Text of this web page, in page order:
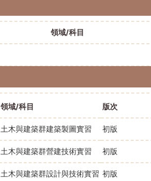
領域/科目
領域/科目 版次
土木與建築群建築製圖實習 初版
土木與建築群營建技術實習 初版
土木與建築群設計與技術實習 初版